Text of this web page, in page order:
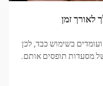
זמן
בשימוש כבד, לכן
מסעדות תופסים אותם.